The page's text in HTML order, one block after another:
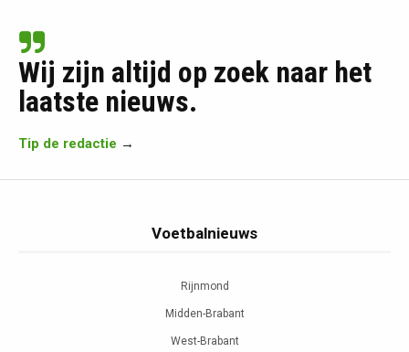
Wij zijn altijd op zoek naar het
laatste nieuws.
Tip de redactie →
Voetbalnieuws
Rijnmond
Midden-Brabant
West-Brabant